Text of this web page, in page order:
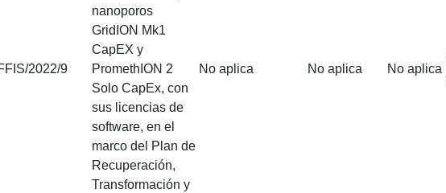
2022/9
nanoporos
GridION Mk1
CapEX y
PromethION 2
Solo CapEx, con
sus licencias de
software, en el
marco del Plan de
Recuperación,
Transformación y
No aplica No aplica No aplica